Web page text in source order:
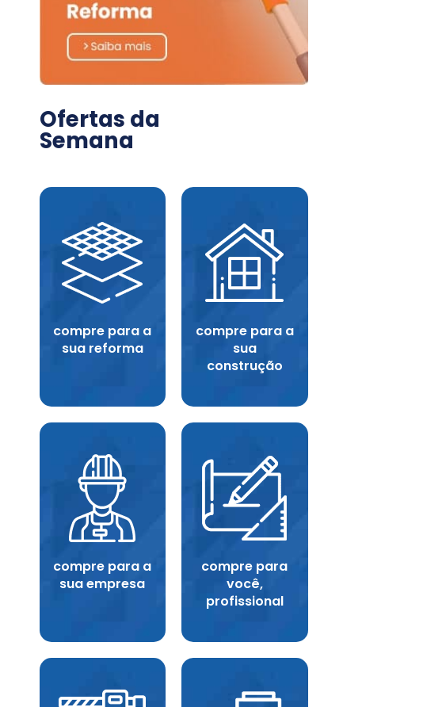
Ofertas da
Semana
compre para a
sua reforma
compre para a
sua
construção
compre para a
sua empresa
compre para
você,
profissional